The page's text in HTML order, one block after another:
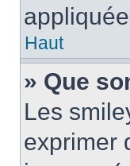
Haut
» Que
Les
exprimer